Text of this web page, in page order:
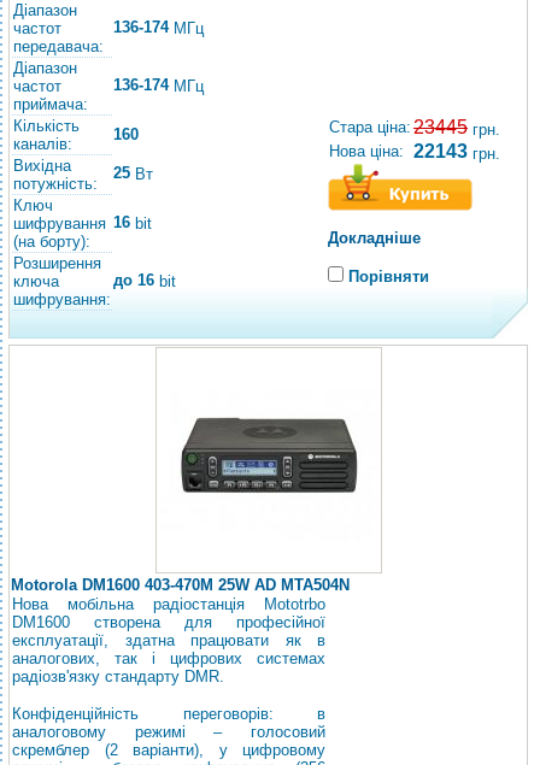
Діапазон
частот
передавача:
136-174МГц
Діапазон
частот
приймача:
136-174МГц
Кількість
каналів:
160
Вихідна
потужність:
25 Вт
Ключ
шифрування
(на борту):
16 bit
Розширення
ключа
шифрування:
до 16 bit
Стара ціна: 23445 грн.
Нова ціна: 22143 грн.
Докладніше
Порівняти
Motorola DM1600 403-470M 25W AD MTA504N
Нова мобільна радіостанція Mototrbo
DM1600 створена для професійної
експлуатації, здатна працювати як в
аналогових, так і цифрових системах
радіозв'язку стандарту DMR.
Конфіденційність переговорів: в
аналоговому режимі – голосовий
скремблер (2 варіанти), у цифровому